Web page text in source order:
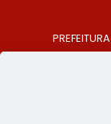
Centro,
E-